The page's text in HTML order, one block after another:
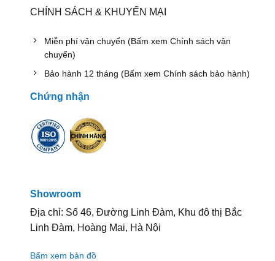
CHÍNH SÁCH & KHUYẾN MẠI
Miễn phí vận chuyển (Bấm xem Chính sách vận
chuyển)
Bảo hành 12 tháng (Bấm xem Chính sách bảo hành)
Chứng nhận
Showroom
Địa chỉ: Số 46, Đường Linh Đàm, Khu đô thị Bắc
Linh Đàm, Hoàng Mai, Hà Nội
Bấm xem bản đồ